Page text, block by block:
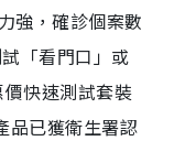
強，確診個案數
「看門口」或
快速測試套裝
品已獲衛生署認